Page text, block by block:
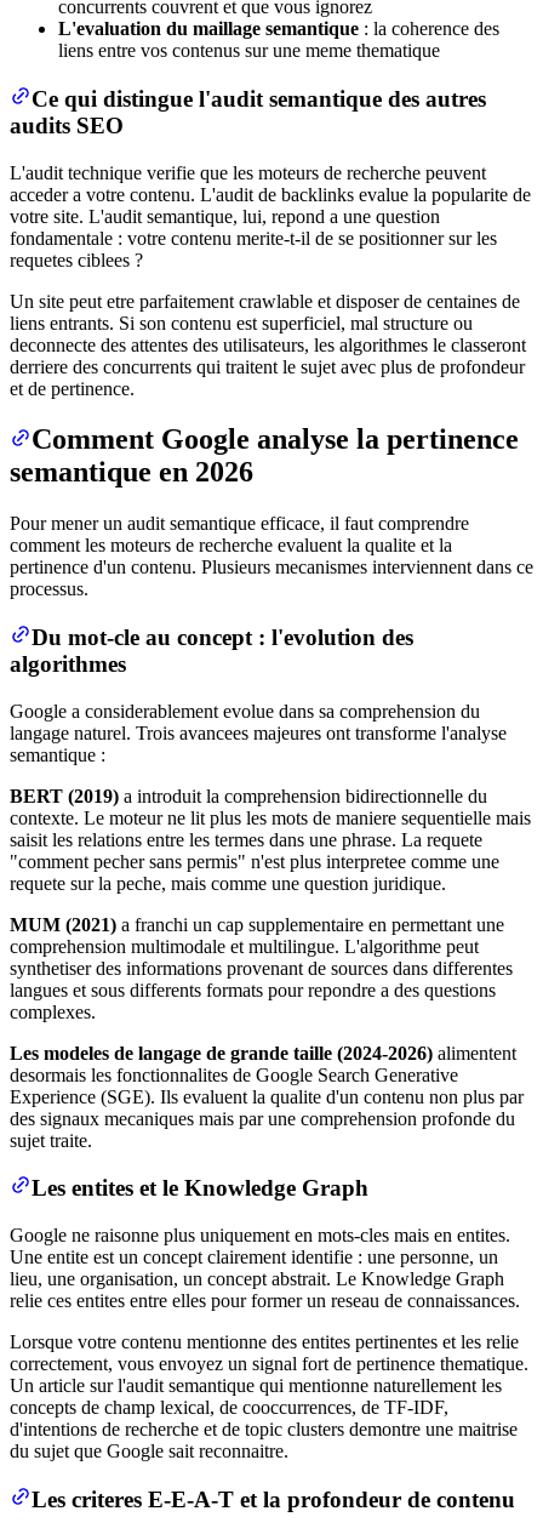
concurrents couvrent et que vous ignorez
L'evaluation du maillage semantique : la coherence des
liens entre vos contenus sur une meme thematique
Ce qui distingue l'audit semantique des autres
audits SEO
L'audit technique verifie que les moteurs de recherche peuvent
acceder a votre contenu. L'audit de backlinks evalue la popularite de
votre site. L'audit semantique, lui, repond a une question
fondamentale : votre contenu merite-t-il de se positionner sur les
requetes ciblees ?
Un site peut etre parfaitement crawlable et disposer de centaines de
liens entrants. Si son contenu est superficiel, mal structure ou
deconnecte des attentes des utilisateurs, les algorithmes le classeront
derriere des concurrents qui traitent le sujet avec plus de profondeur
et de pertinence.
Comment Google analyse la pertinence
semantique en 2026
Pour mener un audit semantique efficace, il faut comprendre
comment les moteurs de recherche evaluent la qualite et la
pertinence d'un contenu. Plusieurs mecanismes interviennent dans ce
processus.
Du mot-cle au concept : l'evolution des
algorithmes
Google a considerablement evolue dans sa comprehension du
langage naturel. Trois avancees majeures ont transforme l'analyse
semantique :
BERT (2019) a introduit la comprehension bidirectionnelle du
contexte. Le moteur ne lit plus les mots de maniere sequentielle mais
saisit les relations entre les termes dans une phrase. La requete
"comment pecher sans permis" n'est plus interpretee comme une
requete sur la peche, mais comme une question juridique.
MUM (2021) a franchi un cap supplementaire en permettant une
comprehension multimodale et multilingue. L'algorithme peut
synthetiser des informations provenant de sources dans differentes
langues et sous differents formats pour repondre a des questions
complexes.
Les modeles de langage de grande taille (2024-2026) alimentent
desormais les fonctionnalites de Google Search Generative
Experience (SGE). Ils evaluent la qualite d'un contenu non plus par
des signaux mecaniques mais par une comprehension profonde du
sujet traite.
Les entites et le Knowledge Graph
Google ne raisonne plus uniquement en mots-cles mais en entites.
Une entite est un concept clairement identifie : une personne, un
lieu, une organisation, un concept abstrait. Le Knowledge Graph
relie ces entites entre elles pour former un reseau de connaissances.
Lorsque votre contenu mentionne des entites pertinentes et les relie
correctement, vous envoyez un signal fort de pertinence thematique.
Un article sur l'audit semantique qui mentionne naturellement les
concepts de champ lexical, de cooccurrences, de TF-IDF,
d'intentions de recherche et de topic clusters demontre une maitrise
du sujet que Google sait reconnaitre.
Les criteres E-E-A-T et la profondeur de contenu